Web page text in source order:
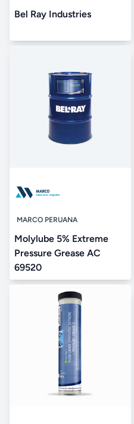
Bel Ray Industries
MARCO PERUANA
Molylube 5% Extreme
Pressure Grease AC
69520